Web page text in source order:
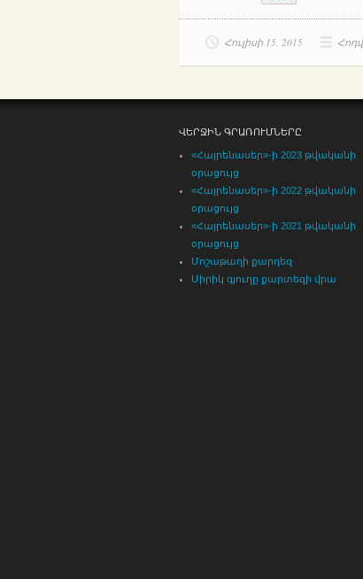
Հուլիսի 15, 2015
ՎԵՐՋԻՆ ԳՐԱՌՈՒՄՆԵՐԸ
«Հայրենասեր»-ի 2023 թվականի
օրացույց
«Հայրենասեր»-ի 2022 թվականի
օրացույց
«Հայրենասեր»-ի 2021 թվականի
օրացույց
Մոշաթաղի քարդեզ
Միրիկ գյուղը քարտեզի վրա